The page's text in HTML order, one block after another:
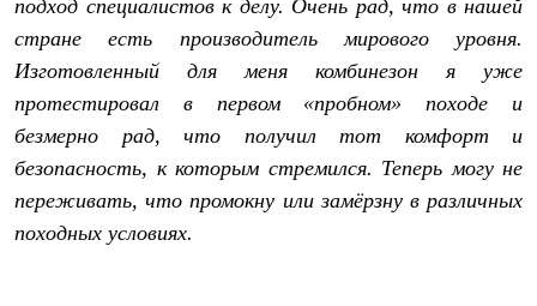
подход специалистов к делу. Очень рад, что в нашей
стране есть производитель мирового уровня.
Изготовленный для меня комбинезон я уже
протестировал в первом «пробном» походе и
безмерно рад, что получил тот комфорт и
безопасность, к которым стремился. Теперь могу не
переживать, что промокну или замёрзну в различных
походных условиях.